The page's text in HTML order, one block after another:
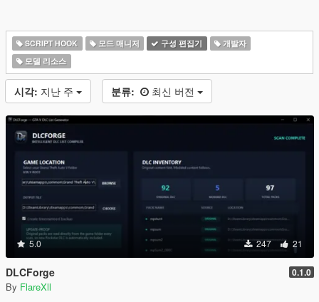
SCRIPT HOOK 모드 매니저 구성 편집기
개발자
모델 리소스
시각: 지난 주 분류: 최신 버전
5.0 247 21
DLCForge 0.1.0
By FlareXll